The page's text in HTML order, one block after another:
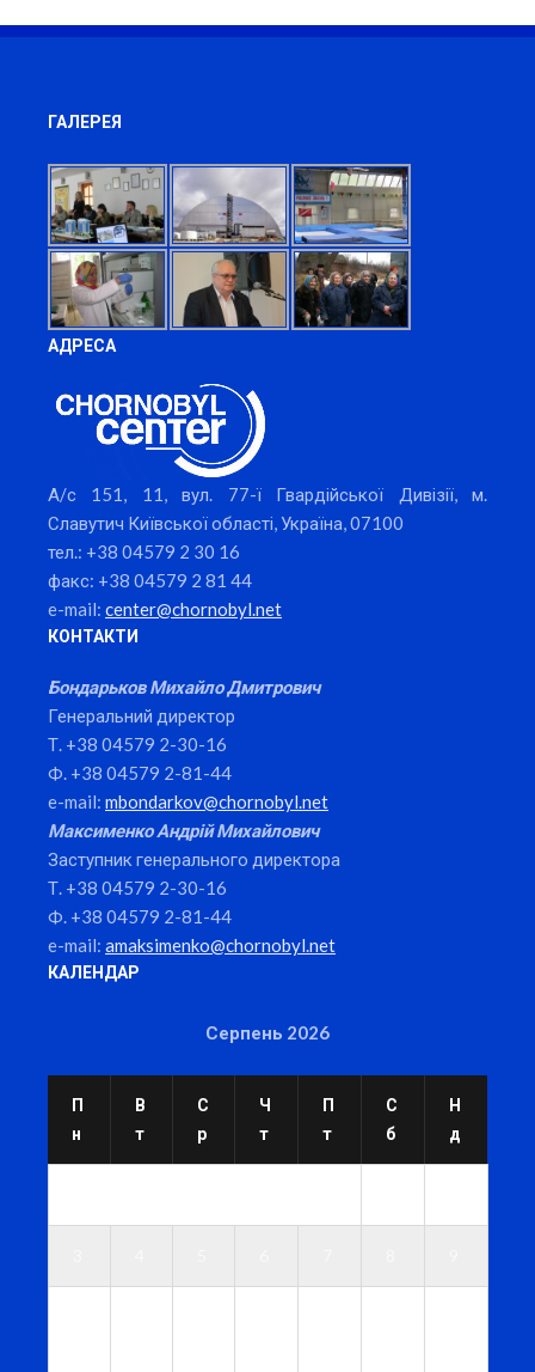
ГАЛЕРЕЯ
АДРЕСА
А/с 151, 11, вул. 77-ї Гвардійської Дивізії, м.
Славутич Київської області, Україна, 07100
тел.: +38 04579 2 30 16
факс: +38 04579 2 81 44
e-mail: center@chornobyl.net
КОНТАКТИ
Бондарьков Михайло Дмитрович
Генеральний директор
Т. +38 04579 2-30-16
Ф. +38 04579 2-81-44
e-mail: mbondarkov@chornobyl.net
Максименко Андрій Михайлович
Заступник генерального директора
Т. +38 04579 2-30-16
Ф. +38 04579 2-81-44
e-mail: amaksimenko@chornobyl.net
КАЛЕНДАР
Серпень 2026
П
н
В
т
С
р
Ч
т
П
т
С
б
Н
д